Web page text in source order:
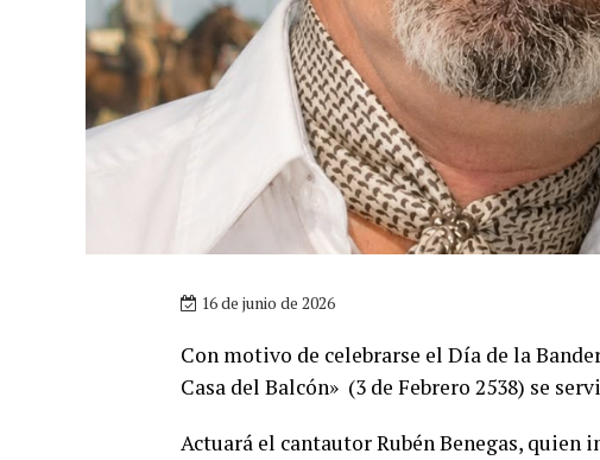
16 de junio de 2026
Con motivo de celebrarse el Día de la
Casa del Balcón» (3 de Febrero 2538) se
Actuará el cantautor Rubén Benegas,